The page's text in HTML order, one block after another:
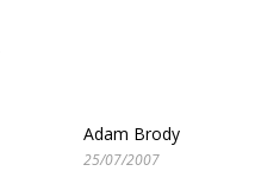
Adam Brody
25/07/2007